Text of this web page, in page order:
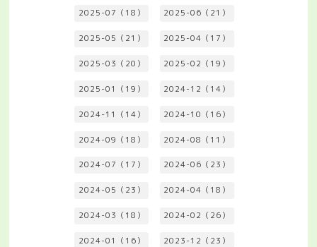
2025-07（18） 2025-06（21）
2025-05（21） 2025-04（17）
2025-03（20） 2025-02（19）
2025-01（19） 2024-12（14）
2024-11（14） 2024-10（16）
2024-09（18） 2024-08（11）
2024-07（17） 2024-06（23）
2024-05（23） 2024-04（18）
2024-03（18） 2024-02（26）
2024-01（16） 2023-12（23）